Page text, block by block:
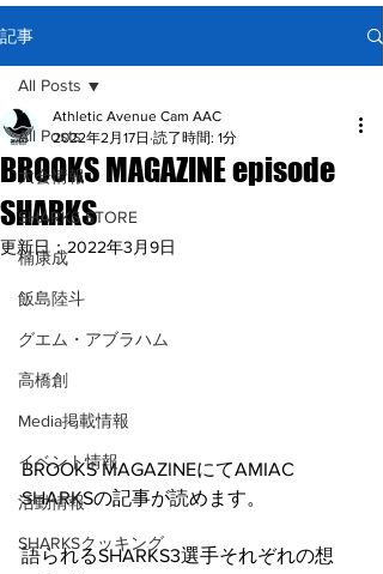
記事
All Posts
大会情報
SHARKS STORE
楠康成
飯島陸斗
グエム・アブラハム
高橋創
Media掲載情報
イベント情報
活動情報
SHARKSクッキング
All Posts
BROOKS MAGAZINE episode
SHARKS
Athletic Avenue Cam AAC
2022年2月17日 読了時間: 1分
更新日：2022年3月9日
BROOKS MAGAZINEにてAMIAC
SHARKSの記事が読めます。
語られるSHARKS3選手それぞれの想